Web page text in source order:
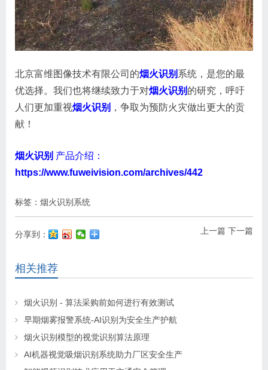
北京富维图像技术有限公司的烟火识别 系统，是您的最
优选择。我们也将继续致力于对烟火识别 的研究，呼吁
人们更加重视烟火识别 ，争取为预防火灾做出更大的贡
献！
烟火识别 产品介绍：
https://www.fuweivision.com/archives/442
标签： 烟火识别系统
上一篇 下一篇
分享到：
相关推荐
烟火识别 - 算法采购前如何进行有效测试
早期烟雾报警系统-AI识别为安全生产护航
烟火识别模型的视觉识别算法原理
AI机器视觉吸烟识别系统助力厂区安全生产